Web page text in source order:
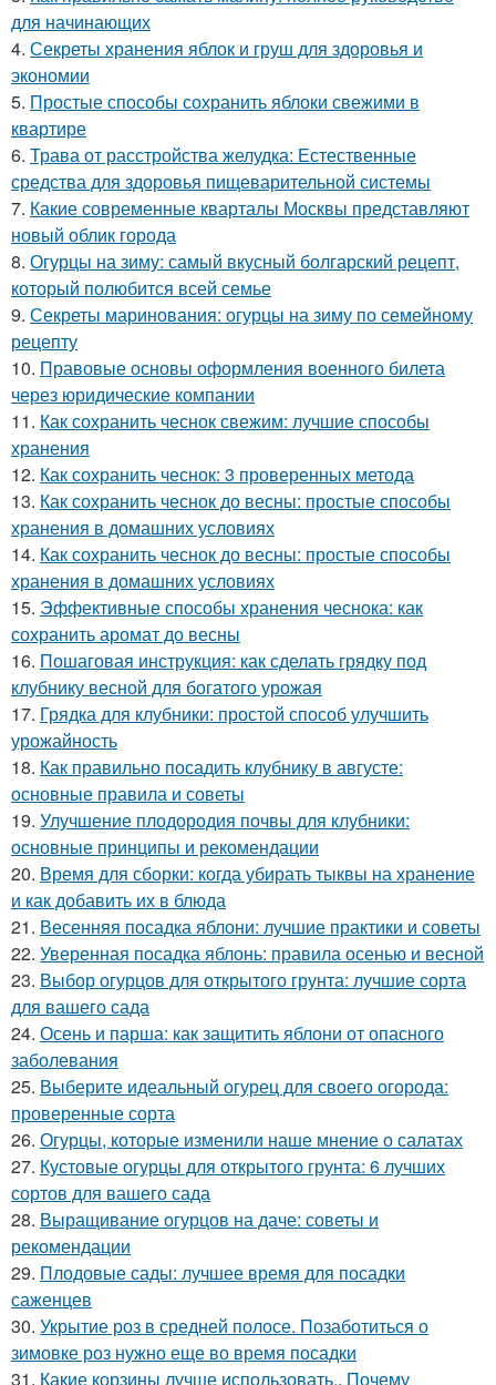
для начинающих
4. Секреты хранения яблок и груш для здоровья и
экономии
5. Простые способы сохранить яблоки свежими в
квартире
6. Трава от расстройства желудка: Естественные
средства для здоровья пищеварительной системы
7. Какие современные кварталы Москвы представляют
новый облик города
8. Огурцы на зиму: самый вкусный болгарский рецепт,
который полюбится всей семье
9. Секреты маринования: огурцы на зиму по семейному
рецепту
10. Правовые основы оформления военного билета
через юридические компании
11. Как сохранить чеснок свежим: лучшие способы
хранения
12. Как сохранить чеснок: 3 проверенных метода
13. Как сохранить чеснок до весны: простые способы
хранения в домашних условиях
14. Как сохранить чеснок до весны: простые способы
хранения в домашних условиях
15. Эффективные способы хранения чеснока: как
сохранить аромат до весны
16. Пошаговая инструкция: как сделать грядку под
клубнику весной для богатого урожая
17. Грядка для клубники: простой способ улучшить
урожайность
18. Как правильно посадить клубнику в августе:
основные правила и советы
19. Улучшение плодородия почвы для клубники:
основные принципы и рекомендации
20. Время для сборки: когда убирать тыквы на хранение
и как добавить их в блюда
21. Весенняя посадка яблони: лучшие практики и советы
22. Уверенная посадка яблонь: правила осенью и весной
23. Выбор огурцов для открытого грунта: лучшие сорта
для вашего сада
24. Осень и парша: как защитить яблони от опасного
заболевания
25. Выберите идеальный огурец для своего огорода:
проверенные сорта
26. Огурцы, которые изменили наше мнение о салатах
27. Кустовые огурцы для открытого грунта: 6 лучших
сортов для вашего сада
28. Выращивание огурцов на даче: советы и
рекомендации
29. Плодовые сады: лучшее время для посадки
саженцев
30. Укрытие роз в средней полосе. Позаботиться о
зимовке роз нужно еще во время посадки
31. Какие корзины лучше использовать.. Почему